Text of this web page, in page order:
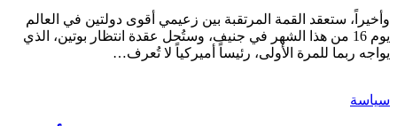
وأخيراً، ستعقد القمة المرتقبة بين زعيمي أقوى دولتين في العالم
يوم 16 من هذا الشهر في جنيف، وستُحل عقدة انتظار بوتين، الذي
يواجه ربما للمرة الأولى، رئيساً أميركياً لا تُعرف…
سياسة